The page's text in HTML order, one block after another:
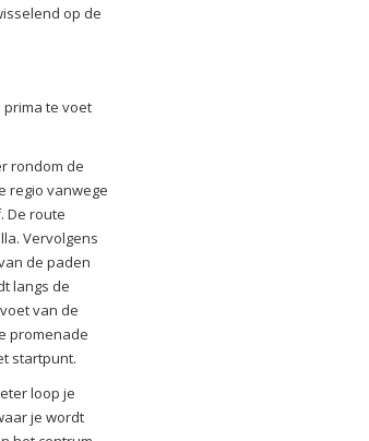
op de
prima te voet
rondom de
regio vanwege
De route
Vervolgens
de paden
langs de
van de
promenade
startpunt.
loop je
je wordt